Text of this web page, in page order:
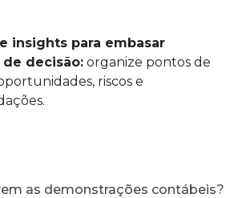
insights para embasar
decisão: organize pontos de
riscos e
as demonstrações contábeis?